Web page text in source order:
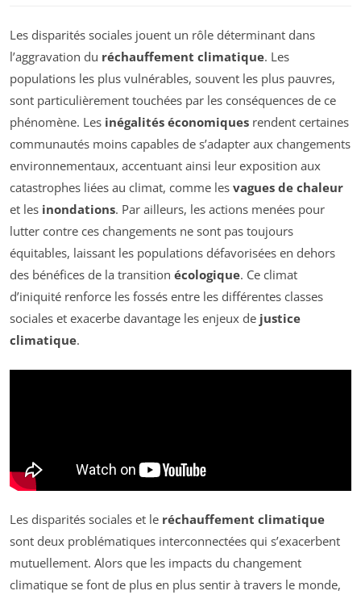
Les disparités sociales jouent un rôle déterminant dans
l’aggravation du réchauffement climatique. Les
populations les plus vulnérables, souvent les plus pauvres,
sont particulièrement touchées par les conséquences de ce
phénomène. Les inégalités économiques rendent certaines
communautés moins capables de s’adapter aux changements
environnementaux, accentuant ainsi leur exposition aux
catastrophes liées au climat, comme les vagues de chaleur
et les inondations. Par ailleurs, les actions menées pour
lutter contre ces changements ne sont pas toujours
équitables, laissant les populations défavorisées en dehors
des bénéfices de la transition écologique. Ce climat
d’iniquité renforce les fossés entre les différentes classes
sociales et exacerbe davantage les enjeux de justice
climatique.
Les disparités sociales et le réchauffement climatique
sont deux problématiques interconnectées qui s’exacerbent
mutuellement. Alors que les impacts du changement
climatique se font de plus en plus sentir à travers le monde,